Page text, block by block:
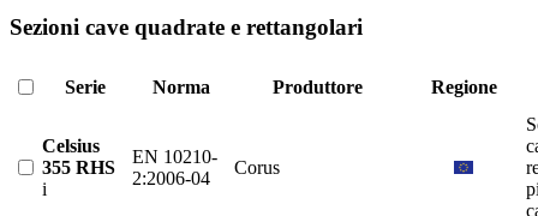
Sezioni cave quadrate e rettangolari
Serie Norma Produttore Regione
Celsius
355 RHS
i
EN 10210-
2:2006-04
Corus